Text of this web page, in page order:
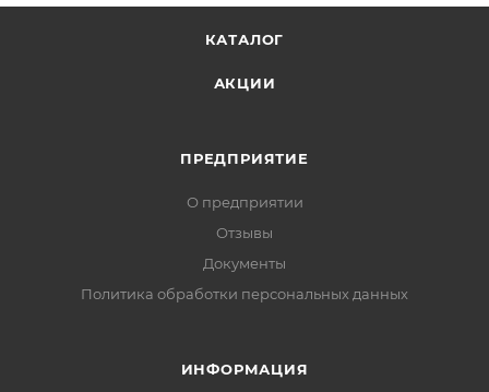
КАТАЛОГ
АКЦИИ
ПРЕДПРИЯТИЕ
О предприятии
Отзывы
Документы
Политика обработки персональных данных
ИНФОРМАЦИЯ